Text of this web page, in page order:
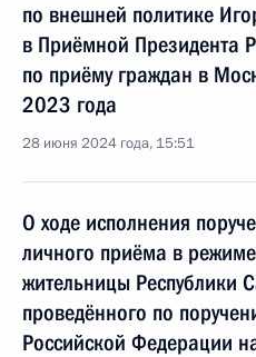
по внешней политике
в Приёмной Президента
по приёму граждан в
2023 года
28 июня 2024 года, 15:51
О ходе исполнения
личного приёма в
жительницы Республики
проведённого по
Российской Федерации